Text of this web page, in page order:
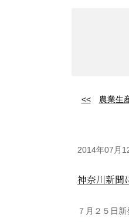
<< 農業生
2014年07月
神奈川新聞
７月２５日